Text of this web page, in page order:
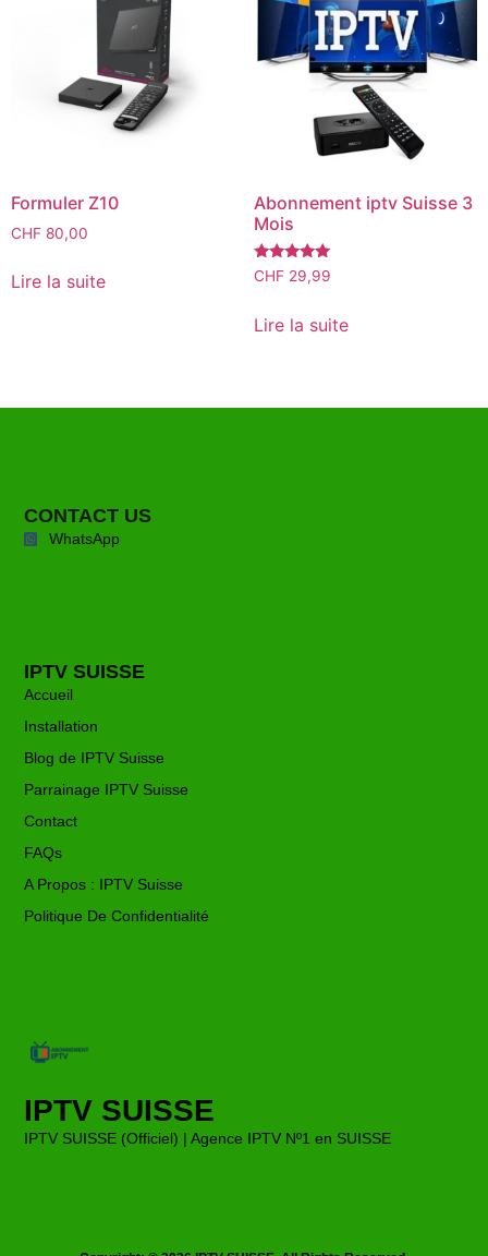
Formuler Z10
CHF 80,00
Lire la suite
Abonnement iptv Suisse 3
Mois
Note
5.00
CHF29,99
Lire la suite
IPTV SUISSE
IPTV SUISSE (Officiel) | Agence IPTV Nº1 en SUISSE
IPTV SUISSE
Accueil
Installation
Blog de IPTV Suisse
Parrainage IPTV Suisse
Contact
FAQs
A Propos : IPTV Suisse
Politique De Confidentialité
CONTACT US
WhatsApp